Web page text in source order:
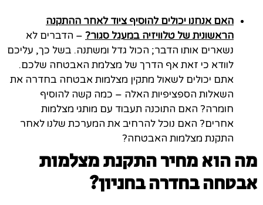
האם אנחנו יכולים להוסיף ציוד לאחר ההתקנה
הראשונית של טלוויזיה במעגל סגור? – הדברים לא
נשארים אותו הדבר; הכול גדל ומשתנה. בשל כך, עליכם
לוודא כי זאת אף הדרך של מצלמת האבטחה שלכם.
אתם יכולים לשאול מתקין מצלמות אבטחה בחדרה את
השאלות הספציפיות האלה – כמה קשה להוסיף
חומרה? האם התוכנה תעבוד עם מותגי מצלמות
אחרים? האם נוכל להרחיב את המערכת שלנו לאחר
התקנת מצלמות האבטחה?
מה הוא מחיר התקנת מצלמות
אבטחה בחדרה בחניון?